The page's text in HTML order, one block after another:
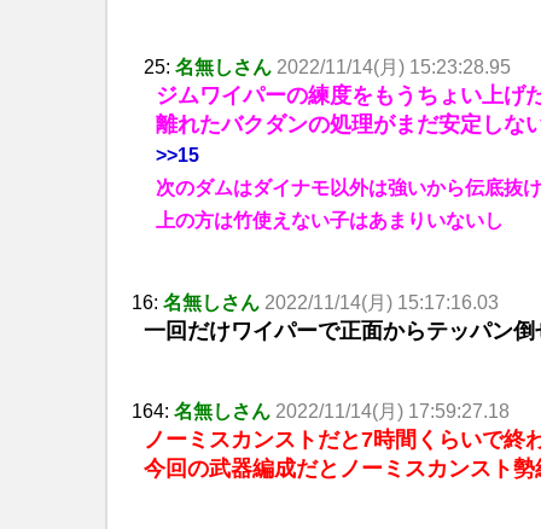
25: 名無しさん 2022/11/14(月) 15:23:28.95
ジムワイパーの練度をもうちょい上げ
離れたバクダンの処理がまだ安定しな
>>15
次のダムはダイナモ以外は強いから伝底抜
上の方は竹使えない子はあまりいないし
16: 名無しさん 2022/11/14(月) 15:17:16.03
一回だけワイパーで正面からテッパン
164: 名無しさん 2022/11/14(月) 17:59:27.18
ノーミスカンストだと7時間くらいで終
今回の武器編成だとノーミスカンスト勢